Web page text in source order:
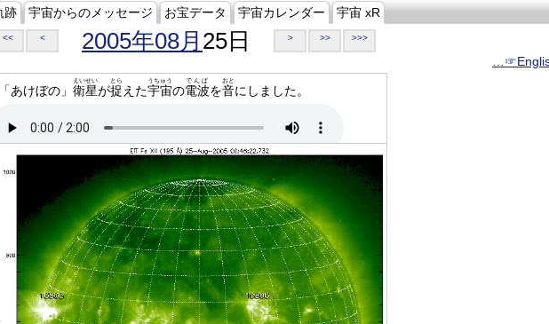
跡 宇宙からのメッセージ お宝データ 宇宙カレンダー 宇宙 xR
<< < 2005年08月 25日 > >> >>>
あけぼの」 衛星
えいせい
が捉
とら
えた宇宙
うちゅう
の電波
でんぱ
を音
おと
にしました。